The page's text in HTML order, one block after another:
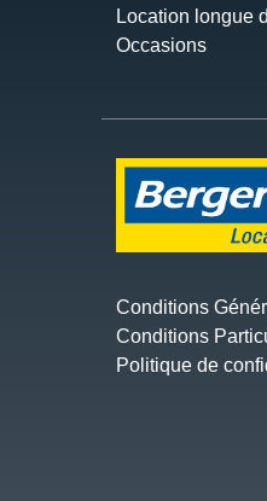
Location longue
Occasions
Conditions
Conditions
Politique de